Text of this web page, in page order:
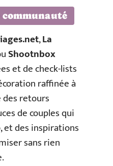
communauté
,La
Shootnbox
et de check-lists
raffinée à
retours
de couples qui
et des inspirations
sans rien